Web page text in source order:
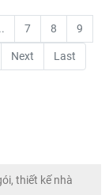
7 8 9
Next Last
thiết kế nhà